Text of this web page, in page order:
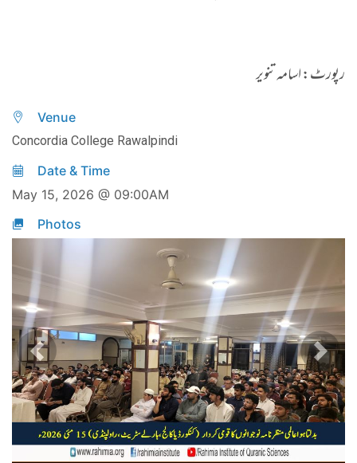
رپورٹ: اسامہ تنویر
Venue
Concordia College Rawalpindi
Date & Time
May 15, 2026 @ 09:00AM
Photos
Previous Next